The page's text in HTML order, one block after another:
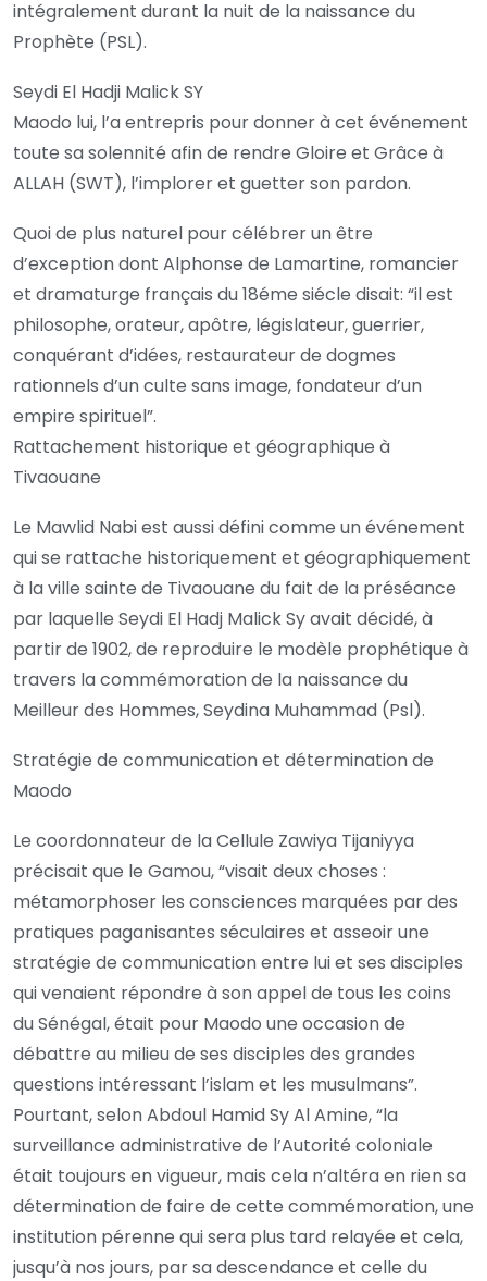
intégralement durant la nuit de la naissance du
Prophète (PSL).
Seydi El Hadji Malick SY
Maodo lui, l’a entrepris pour donner à cet événement
toute sa solennité afin de rendre Gloire et Grâce à
ALLAH (SWT), l’implorer et guetter son pardon.
Quoi de plus naturel pour célébrer un être
d’exception dont Alphonse de Lamartine, romancier
et dramaturge français du 18éme siécle disait: “il est
philosophe, orateur, apôtre, législateur, guerrier,
conquérant d’idées, restaurateur de dogmes
rationnels d’un culte sans image, fondateur d’un
empire spirituel”.
Rattachement historique et géographique à
Tivaouane
Le Mawlid Nabi est aussi défini comme un événement
qui se rattache historiquement et géographiquement
à la ville sainte de Tivaouane du fait de la préséance
par laquelle Seydi El Hadj Malick Sy avait décidé, à
partir de 1902, de reproduire le modèle prophétique à
travers la commémoration de la naissance du
Meilleur des Hommes, Seydina Muhammad (Psl).
Stratégie de communication et détermination de
Maodo
Le coordonnateur de la Cellule Zawiya Tijaniyya
précisait que le Gamou, “visait deux choses :
métamorphoser les consciences marquées par des
pratiques paganisantes séculaires et asseoir une
stratégie de communication entre lui et ses disciples
qui venaient répondre à son appel de tous les coins
du Sénégal, était pour Maodo une occasion de
débattre au milieu de ses disciples des grandes
questions intéressant l’islam et les musulmans”.
Pourtant, selon Abdoul Hamid Sy Al Amine, “la
surveillance administrative de l’Autorité coloniale
était toujours en vigueur, mais cela n’altéra en rien sa
détermination de faire de cette commémoration, une
institution pérenne qui sera plus tard relayée et cela,
jusqu’à nos jours, par sa descendance et celle du